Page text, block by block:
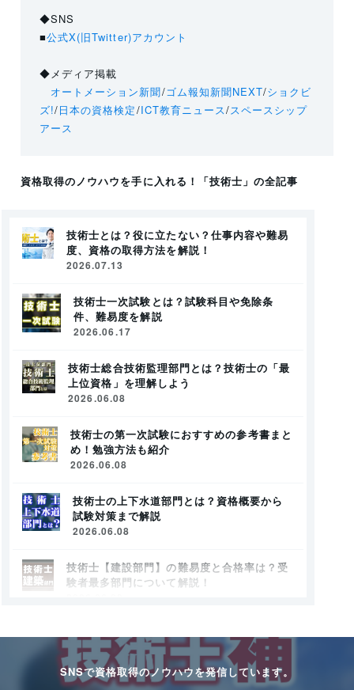
◆SNS
■公式X(旧Twitter)アカウント
◆メディア掲載
オートメーション新聞/ゴム報知新聞NEXT/ショクビ
ズ!/日本の資格検定/ICT教育ニュース/スペースシップ
アース
資格取得のノウハウを手に入れる！ 「技術士」 の全記事
技術士とは？役に立たない？仕事内容や難易
度、資格の取得方法を解説！
2026.07.13
技術士一次試験とは？試験科目や免除条
件、難易度を解説
2026.06.17
技術士総合技術監理部門とは？技術士の「最
上位資格」を理解しよう
2026.06.08
技術士の第一次試験におすすめの参考書まと
め！勉強方法も紹介
2026.06.08
技術士の上下水道部門とは？資格概要から
試験対策まで解説
2026.06.08
技術士【建設部門】の難易度と合格率は？受
験者最多部門について解説！
技術士の平均年収はいくら？さまざまな角度
からみた目安と年収アップのコツ
2026.06.08
SNSで資格取得のノウハウを発信しています。